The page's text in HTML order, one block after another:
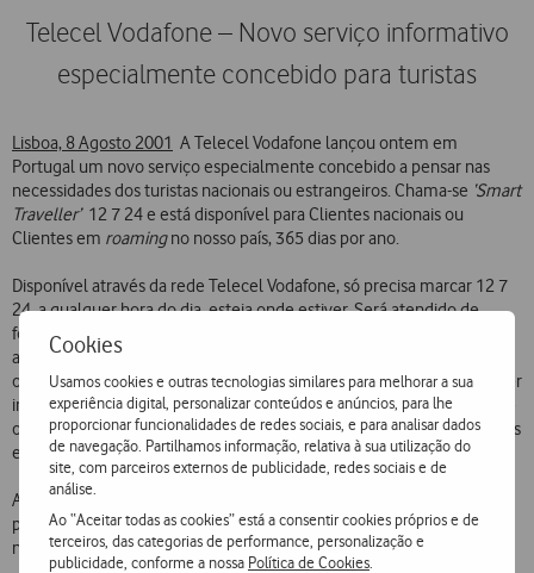
Cookies
Usamos cookies e outras tecnologias similares para melhorar a sua
experiência digital, personalizar conteúdos e anúncios, para lhe
proporcionar funcionalidades de redes sociais, e para analisar dados
de navegação. Partilhamos informação, relativa à sua utilização do
site, com parceiros externos de publicidade, redes sociais e de
análise.
Ao “Aceitar todas as cookies” está a consentir cookies próprios e de
terceiros, das categorias de performance, personalização e
publicidade, conforme a nossa Política de Cookies
Telecel Vodafone – Novo serviço informativo
especialmente concebido para turistas
Lisboa, 8 Agosto 2001  A Telecel Vodafone lançou ontem em
Portugal um novo serviço especialmente concebido a pensar nas
necessidades dos turistas nacionais ou estrangeiros. Chama-se ‘Smart
Traveller’ 12 7 24 e está disponível para Clientes nacionais ou
Clientes em roamingno nosso país, 365 dias por ano.
Disponível através da rede Telecel Vodafone, só precisa marcar 12 7
24, a qualquer hora do dia, esteja onde estiver. Será atendido de
forma personalizada, em português, inglês, francês, espanhol ou
alemão, podendo fazer reservas em restaurantes, hotéis,
ou cinemas; fazercheck-inde vôos; descobrir roteiros turísticos; obter
informações sobre museus, concertos, espectáculos de teatro, entre
outros. Para além disso, poderá obter informações sobre o estado das
estradas, itinerários e farmácias de serviço.
A tarifa em vigor deste serviço é a aplicável às chamadas realizadas
para a rede Telecel Vodafone, acrescida de 150 escudos (0,75 euros)
no minuto inicial.